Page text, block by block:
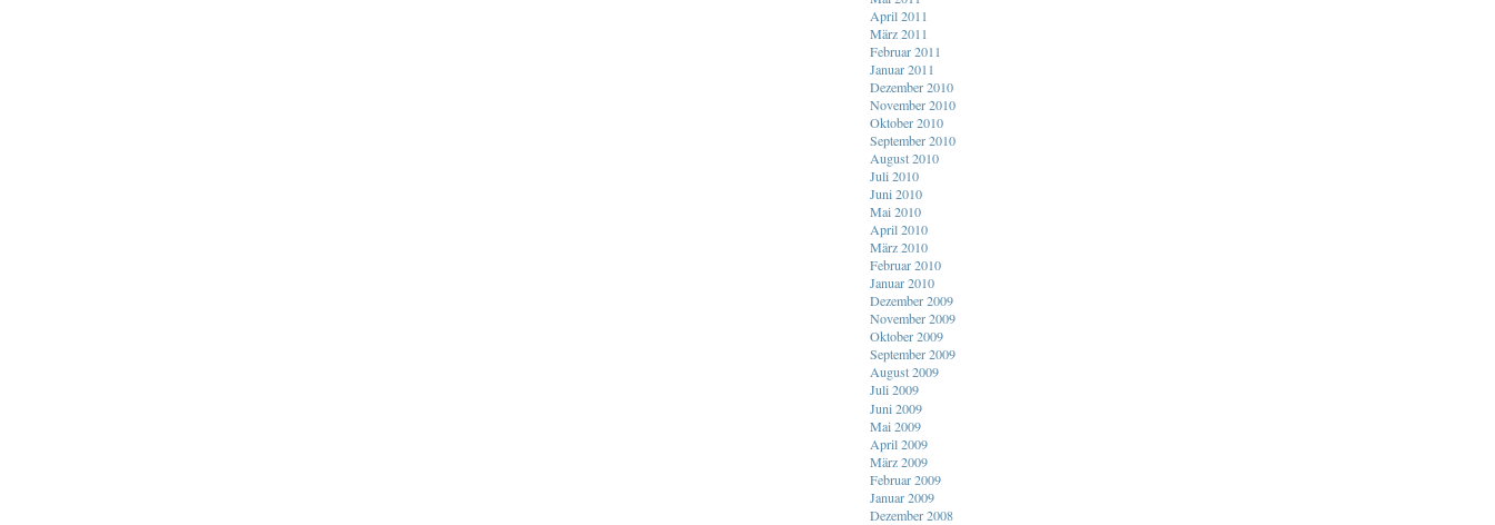
April 2011
März 2011
Februar 2011
Januar 2011
Dezember 2010
November 2010
Oktober 2010
September 2010
August 2010
Juli 2010
Juni 2010
Mai 2010
April 2010
März 2010
Februar 2010
Januar 2010
Dezember 2009
November 2009
Oktober 2009
September 2009
August 2009
Juli 2009
Juni 2009
Mai 2009
April 2009
März 2009
Februar 2009
Januar 2009
Dezember 2008